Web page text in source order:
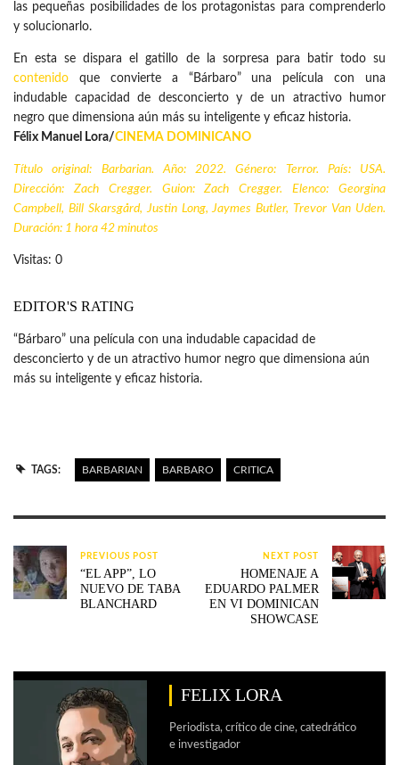
las pequeñas posibilidades de los protagonistas para comprenderlo
y solucionarlo.
En esta se dispara el gatillo de la sorpresa para batir todo su
contenido que convierte a “Bárbaro” una película con una
indudable capacidad de desconcierto y de un atractivo humor
negro que dimensiona aún más su inteligente y eficaz historia.
Félix Manuel Lora/CINEMA DOMINICANO
Título original: Barbarian. Año: 2022. Género: Terror. País: USA.
Dirección: Zach Cregger. Guion: Zach Cregger. Elenco: Georgina
Campbell, Bill Skarsgård, Justin Long, Jaymes Butler, Trevor Van Uden.
Duración: 1 hora 42 minutos
Visitas: 0
EDITOR'S RATING
“Bárbaro” una película con una indudable capacidad de
desconcierto y de un atractivo humor negro que dimensiona aún
más su inteligente y eficaz historia.
TAGS: BARBARIAN BARBARO CRITICA
PREVIOUS POST
“EL APP”, LO
NUEVO DE TABA
BLANCHARD
NEXT POST
HOMENAJE A
EDUARDO PALMER
EN VI DOMINICAN
SHOWCASE
FELIX LORA
Periodista, crítico de cine, catedrático
e investigador